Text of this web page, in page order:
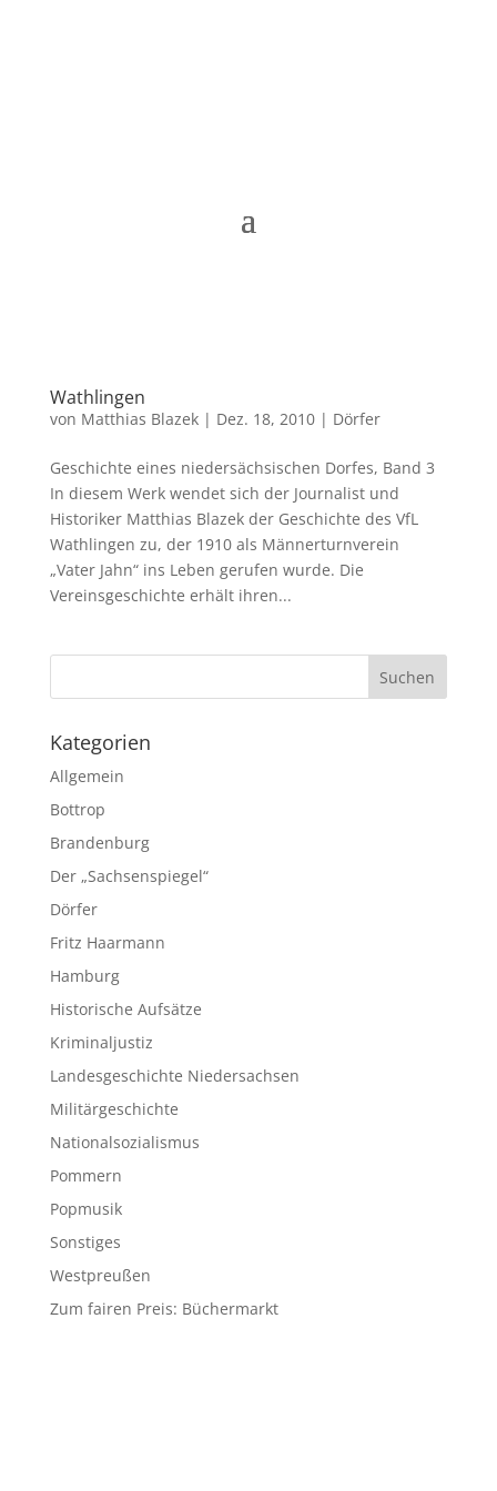
Wathlingen
von Matthias Blazek| Dez. 18, 2010| Dörfer
Geschichte eines niedersächsischen Dorfes, Band 3
In diesem Werk wendet sich der Journalist und
Historiker Matthias Blazek der Geschichte des VfL
Wathlingen zu, der 1910 als Männerturnverein
„Vater Jahn“ ins Leben gerufen wurde. Die
Vereinsgeschichte erhält ihren...
Kategorien
Allgemein
Bottrop
Brandenburg
Der „Sachsenspiegel“
Dörfer
Fritz Haarmann
Hamburg
Historische Aufsätze
Kriminaljustiz
Landesgeschichte Niedersachsen
Militärgeschichte
Nationalsozialismus
Pommern
Popmusik
Sonstiges
Westpreußen
Zum fairen Preis: Büchermarkt